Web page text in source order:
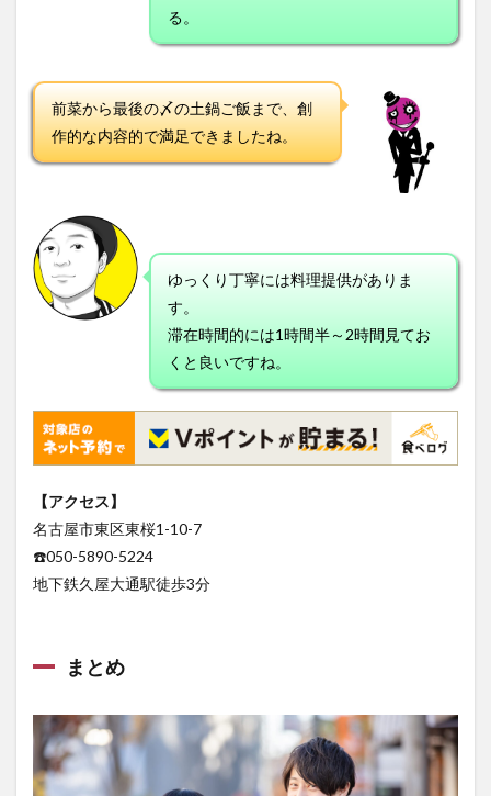
る。
前菜から最後の〆の土鍋ご飯まで、創
作的な内容的で満足できましたね。
ゆっくり丁寧には料理提供がありま
す。
滞在時間的には1時間半～2時間見てお
くと良いですね。
【アクセス】
名古屋市東区東桜1-10-7
☎️050-5890-5224
地下鉄久屋大通駅徒歩3分
まとめ